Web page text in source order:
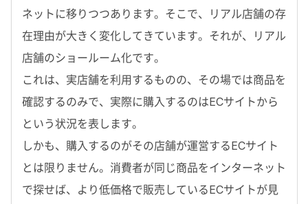
ネットに移りつつあります。そこで、リアル店舗の存
在理由が大きく変化してきています。それが、リアル
店舗のショールーム化です。
これは、実店舗を利用するものの、その場では商品を
確認するのみで、実際に購入するのはECサイトから
という状況を表します。
しかも、購入するのがその店舗が運営するECサイト
とは限りません。消費者が同じ商品をインターネット
で探せば、より低価格で販売しているECサイトが見